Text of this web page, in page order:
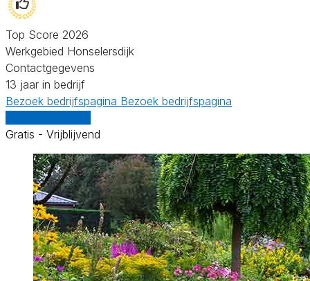
Top Score 2026
Werkgebied Honselersdijk
Contactgegevens
13 jaar in bedrijf
Bezoek bedrijfspagina Bezoek bedrijfspagina
Gratis - Vrijblijvend